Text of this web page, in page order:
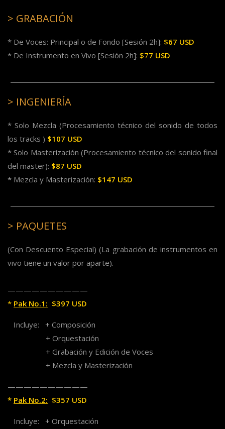
> GRABACIÓN
* De Voces: Principal o de Fondo [Sesión 2h]: $67 USD
* De Instrumento en Vivo [Sesión 2h]: $77 USD
> INGENIERÍA
* Solo Mezcla (Procesamiento técnico del sonido de todos
los tracks ) $107 USD
* Solo Masterización (Procesamiento técnico del sonido final
del master): $87 USD
* Mezcla y Masterización: $147 USD
> PAQUETES
(Con Descuento Especial)(La grabación de instrumentos en
vivo tiene un valor por aparte).
——————————
* Pak No.1: $397 USD
Incluye: + Composición
+ Orquestación
+ Grabación y Edición de Voces
+ Mezcla y Masterización
——————————
* Pak No.2: $357 USD
Incluye: + Orquestación